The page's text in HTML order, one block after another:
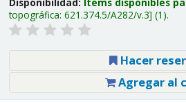
topográfica: 621.374.5/A282/v.3 (1).
Hacer
Agregar al